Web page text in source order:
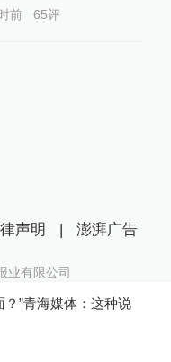
前 65评
伤害案件犯罪嫌疑人夏某
声明 | 澎湃广告
业有限公司
备14003370号
31120170006
号